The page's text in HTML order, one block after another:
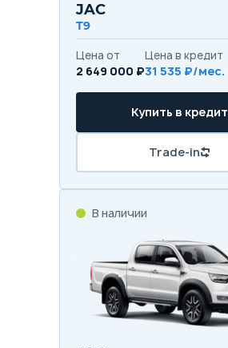
JAC
T9
Цена от
2 649 000 ₽
Цена в кредит
31 535 ₽/мес.
Купить в кредит
Trade-in
В наличии